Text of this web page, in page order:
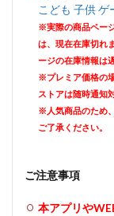
こども 子供 ゲ
※実際の商品ペー
は、現在在庫切れ
ージの在庫情報は
※プレミア価格の
ストアは随時通知
※人気商品のため
ご了承ください。
ご注意事項
本アプリや